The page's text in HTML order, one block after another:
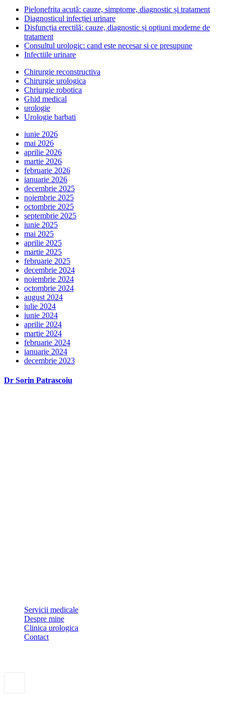
Pielonefrita acută: cauze, simptome, diagnostic și tratament
Diagnosticul infecției urinare
Disfuncția erectilă: cauze, diagnostic și opțiuni moderne de
tratament
Consultul urologic: cand este necesar si ce presupune
Infectiile urinare
Chirurgie reconstructiva
Chirurgie urologica
Chriurgie robotica
Ghid medical
urologie
Urologie barbati
iunie 2026
mai 2026
aprilie 2026
martie 2026
februarie 2026
ianuarie 2026
decembrie 2025
noiembrie 2025
octombrie 2025
septembrie 2025
iunie 2025
mai 2025
aprilie 2025
martie 2025
februarie 2025
decembrie 2024
noiembrie 2024
octombrie 2024
august 2024
iulie 2024
iunie 2024
aprilie 2024
martie 2024
februarie 2024
ianuarie 2024
decembrie 2023
Dr Sorin Patrascoiu
Servicii medicale
Despre mine
Clinica urologica
Contact